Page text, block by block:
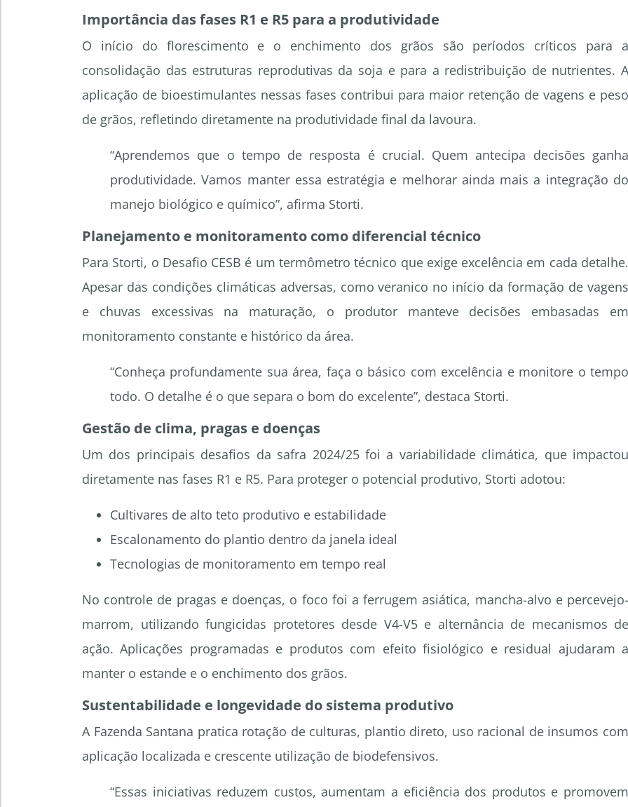
Importância das fases R1 e R5 para a produtividade
O início do florescimento e o enchimento dos grãos são períodos críticos para a
consolidação das estruturas reprodutivas da soja e para a redistribuição de nutrientes. A
aplicação de bioestimulantes nessas fases contribui para maior retenção de vagens e peso
de grãos, refletindo diretamente na produtividade final da lavoura.
“Aprendemos que o tempo de resposta é crucial. Quem antecipa decisões ganha
produtividade. Vamos manter essa estratégia e melhorar ainda mais a integração do
manejo biológico e químico”, afirma Storti.
Planejamento e monitoramento como diferencial técnico
Para Storti, o Desafio CESB é um termômetro técnico que exige excelência em cada detalhe.
Apesar das condições climáticas adversas, como veranico no início da formação de vagens
e chuvas excessivas na maturação, o produtor manteve decisões embasadas em
monitoramento constante e histórico da área.
“Conheça profundamente sua área, faça o básico com excelência e monitore o tempo
todo. O detalhe é o que separa o bom do excelente”, destaca Storti.
Gestão de clima, pragas e doenças
Um dos principais desafios da safra 2024/25 foi a variabilidade climática, que impactou
diretamente nas fases R1 e R5. Para proteger o potencial produtivo, Storti adotou:
Cultivares de alto teto produtivo e estabilidade
Escalonamento do plantio dentro da janela ideal
Tecnologias de monitoramento em tempo real
No controle de pragas e doenças, o foco foi a ferrugem asiática, mancha-alvo e percevejo-
marrom, utilizando fungicidas protetores desde V4-V5 e alternância de mecanismos de
ação. Aplicações programadas e produtos com efeito fisiológico e residual ajudaram a
manter o estande e o enchimento dos grãos.
Sustentabilidade e longevidade do sistema produtivo
A Fazenda Santana pratica rotação de culturas, plantio direto, uso racional de insumos com
aplicação localizada e crescente utilização de biodefensivos.
“Essas iniciativas reduzem custos, aumentam a eficiência dos produtos e promovem